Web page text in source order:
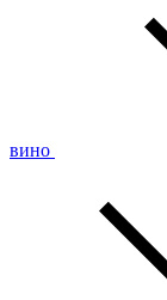
вино